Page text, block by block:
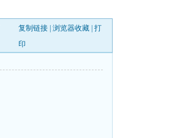
复制链接| 浏览器收藏| 打
印